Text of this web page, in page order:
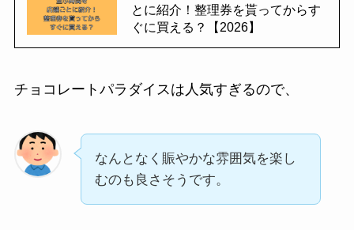
とに紹介！整理券を貰ってからす
ぐに買える？【2026】
チョコレートパラダイスは人気すぎるので、
なんとなく賑やかな雰囲気を楽し
むのも良さそうです。